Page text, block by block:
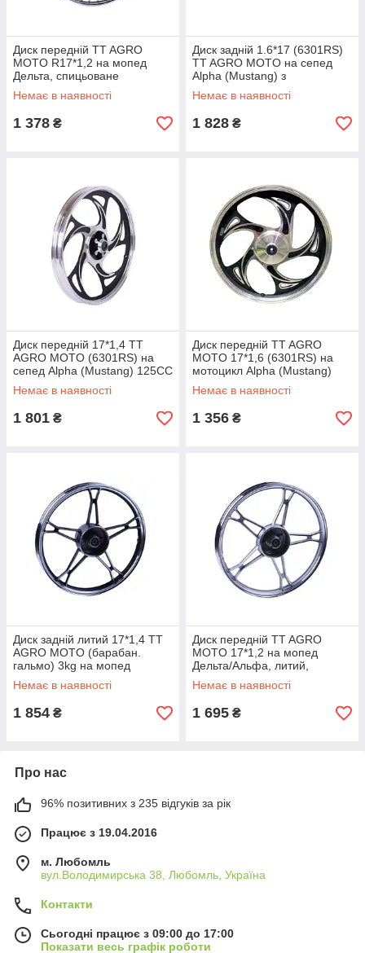
Диск передній TT AGRO
MOTO R17*1,2 на мопед
Дельта, спицьоване
барабанне гальмо
Немає в наявності
1 378 ₴
Диск задній 1.6*17 (6301RS)
TT AGRO MOTO на сепед
Alpha (Mustang) з
бензиновим двигуном 125CC
Немає в наявності
1 828 ₴
Диск передній 17*1,4 TT
AGRO MOTO (6301RS) на
сепед Alpha (Mustang) 125CC
Немає в наявності
1 801 ₴
Диск передній TT AGRO
MOTO 17*1,6 (6301RS) на
мотоцикл Alpha (Mustang)
125CC УЦЕНКА
Немає в наявності
1 356 ₴
Диск задній литий 17*1,4 TT
AGRO MOTO (барабан.
гальмо) 3kg на мопед
Дельта/Альфа
Немає в наявності
1 854 ₴
Диск передній TT AGRO
MOTO 17*1,2 на мопед
Дельта/Альфа, литий,
барабанне гальмо, silver,
2,5kg
Немає в наявності
1 695 ₴
Про нас
96% позитивних з 235 відгуків за рік
Працює з 19.04.2016
м. Любомль
вул.Володимирська 38, Любомль, Україна
Контакти
Сьогодні працює з 09:00 до 17:00
Показати весь графік роботи